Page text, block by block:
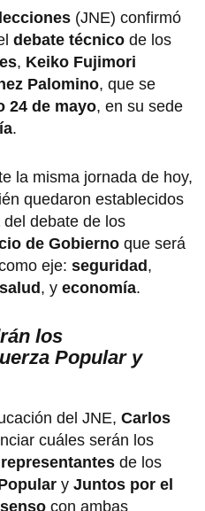
(JNE) confirmó
debate técnico de los
, Keiko Fujimori
Palomino, que se
24 de mayo, en su sede
.
la misma jornada de hoy,
quedaron establecidos
del debate de los
de Gobierno que será
eje: seguridad,
, y economía.
los
Popular y
del JNE, Carlos
cuáles serán los
representantes de los
y Juntos por el
con ambas